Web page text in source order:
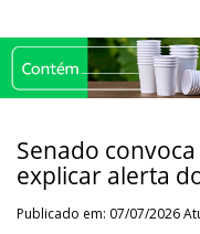
Senado
explicar alerta
Publicado em: 07/07/2026